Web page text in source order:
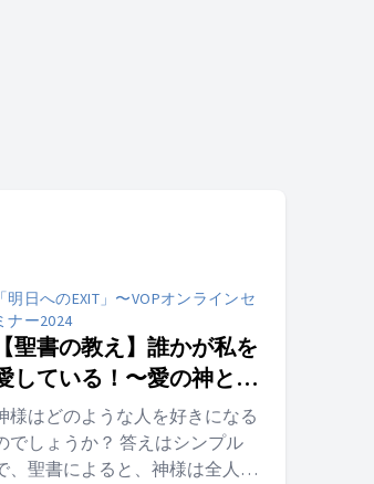
「明日へのEXIT」〜VOPオンラインセ
ナー2024
【聖書の教え】誰かが私を
している！〜愛の神との
会い【セミナー3日目】
様はどのような人を好きになる
でしょうか？ 答えはシンプル
、聖書によると、神様は全人類